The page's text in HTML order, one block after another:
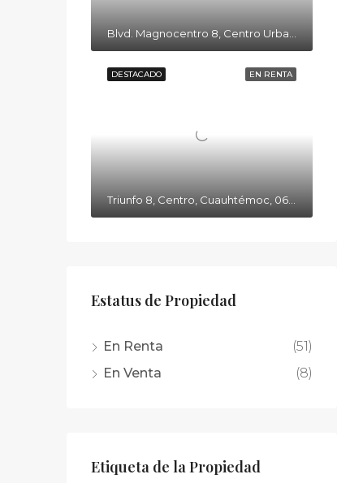
EN RENTA
DESTACADO
Estatus de Propiedad
En Renta
(51)
En Venta
(8)
Etiqueta de la Propiedad